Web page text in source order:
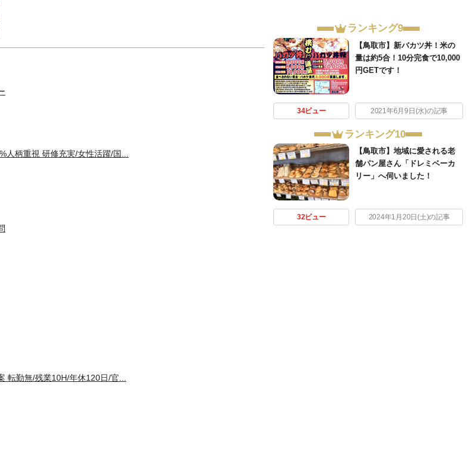
人柄重視 研修充実/女性活躍/国...
転勤無/残業10H/年休120日/官...
ランキング9
【鳥取市】新バカツ丼！米の
量は約5合！10分完食で10,000
円GETです！
34ビュー 2021年6月9日(水)の記事
ランキング10
【鳥取市】地域に愛される老
舗パン屋さん「ドレミベーカ
リー」へ伺いました！
32ビュー 2024年1月20日(土)の記事